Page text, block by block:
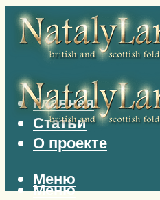
Главная
Статьи
О проекте
Меню
Меню